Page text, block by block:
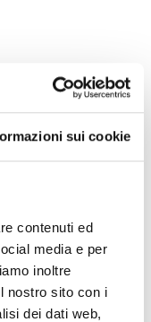
sui cookie
contenuti ed
media e per
inoltre
nostro sito con i
dei dati web,